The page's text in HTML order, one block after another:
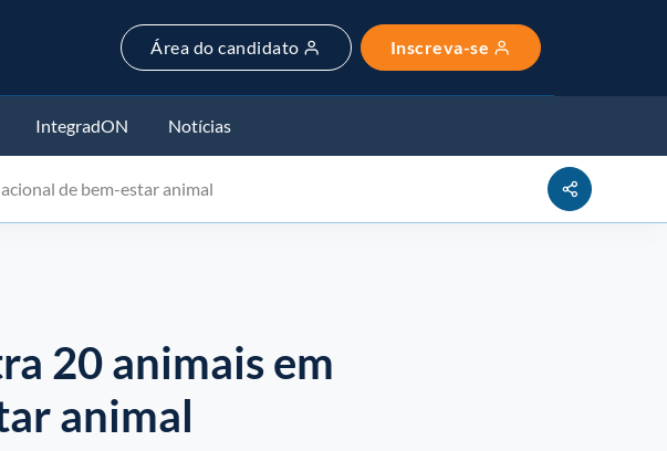
Área do candidato Inscreva-se
IntegradON Notícias
de bem-estar animal
20 animais em
animal